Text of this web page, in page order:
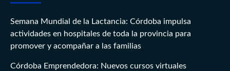
Semana Mundial de la Lactancia: Córdoba impulsa
actividades en hospitales de toda la provincia para
promover y acompañar a las familias
Córdoba Emprendedora: Nuevos cursos virtuales